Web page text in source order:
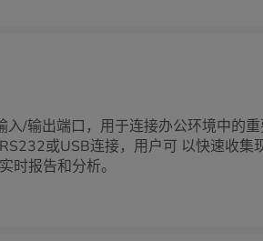
入/输出端口，用于连接办公环境中的重
或USB连接，用户可 以快速收集
时报告和分析。